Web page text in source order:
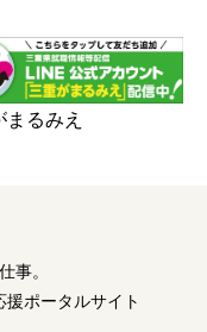
まるみえ
事。
援ポータルサイト